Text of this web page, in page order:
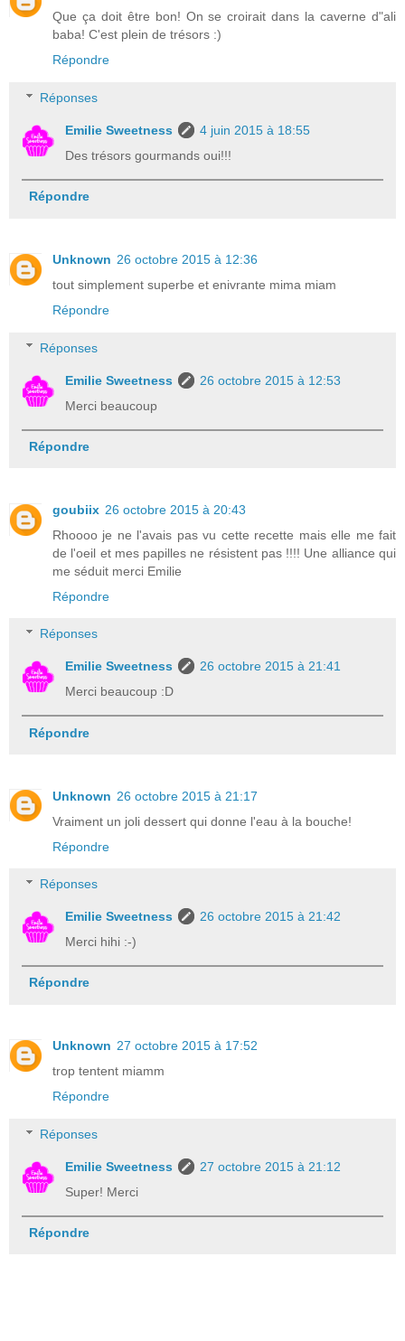
Que ça doit être bon! On se croirait dans la caverne d"ali
baba! C'est plein de trésors :)
Répondre
Réponses
Emilie Sweetness
4 juin 2015 à 18:55
Des trésors gourmands oui!!!
Répondre
Unknown 26 octobre 2015 à 12:36
tout simplement superbe et enivrante mima miam
Répondre
Réponses
Emilie Sweetness
26 octobre 2015 à 12:53
Merci beaucoup
Répondre
goubiix 26 octobre 2015 à 20:43
Rhoooo je ne l'avais pas vu cette recette mais elle me fait
de l'oeil et mes papilles ne résistent pas !!!! Une alliance qui
me séduit merci Emilie
Répondre
Réponses
Emilie Sweetness
26 octobre 2015 à 21:41
Merci beaucoup :D
Répondre
Unknown 26 octobre 2015 à 21:17
Vraiment un joli dessert qui donne l'eau à la bouche!
Répondre
Réponses
Emilie Sweetness
26 octobre 2015 à 21:42
Merci hihi :-)
Répondre
Unknown 27 octobre 2015 à 17:52
trop tentent miamm
Répondre
Réponses
Emilie Sweetness
27 octobre 2015 à 21:12
Super! Merci
Répondre